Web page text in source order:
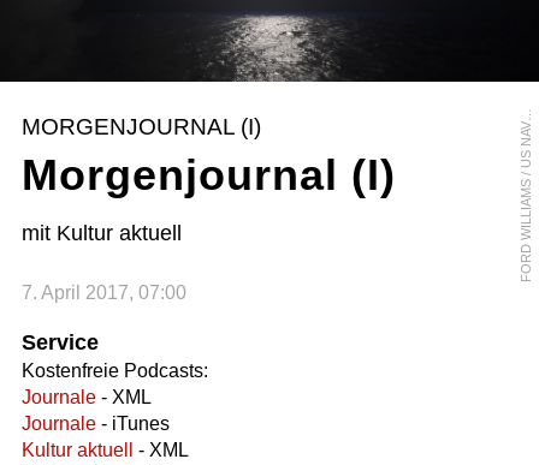
F
O
R
D
W
I
L
L
I
A
M
S
/
U
S
N
A
V
Y
/
A
F
P
MORGENJOURNAL (I)
Morgenjournal (I)
mit Kultur aktuell
7. April 2017, 07:00
Service
Kostenfreie Podcasts:
Journale- XML
Journale- iTunes
Kultur aktuell
- XML